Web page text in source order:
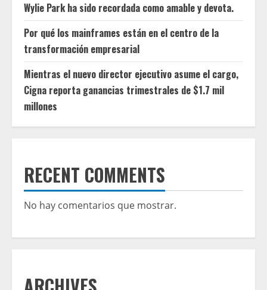
Wylie Park ha sido recordada como amable y devota.
Por qué los mainframes están en el centro de la
transformación empresarial
Mientras el nuevo director ejecutivo asume el cargo,
Cigna reporta ganancias trimestrales de $1.7 mil
millones
RECENT COMMENTS
No hay comentarios que mostrar.